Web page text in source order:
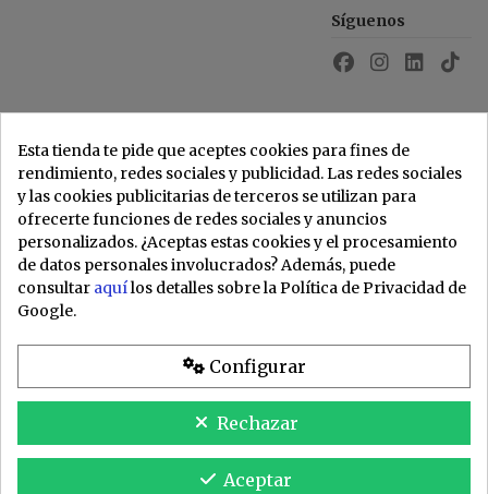
Síguenos
Esta tienda te pide que aceptes cookies para fines de
rendimiento, redes sociales y publicidad. Las redes sociales
y las cookies publicitarias de terceros se utilizan para
ofrecerte funciones de redes sociales y anuncios
personalizados. ¿Aceptas estas cookies y el procesamiento
de datos personales involucrados? Además, puede
consultar aquílos detalles sobre la Política de Privacidad de
Google.
Configurar
Rechazar
Aceptar